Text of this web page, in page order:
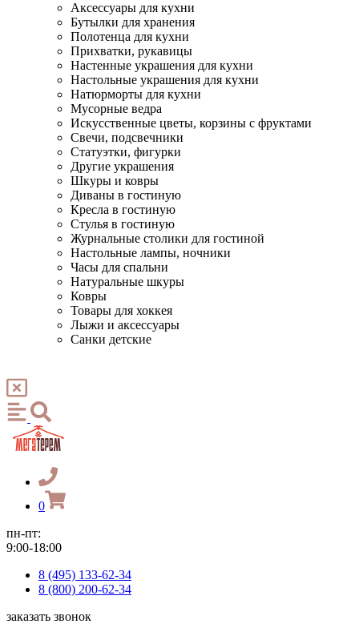
Аксессуары для кухни
Бутылки для хранения
Полотенца для кухни
Прихватки, рукавицы
Настенные украшения для кухни
Настольные украшения для кухни
Натюрморты для кухни
Мусорные ведра
Искусственные цветы, корзины с фруктами
Свечи, подсвечники
Статуэтки, фигурки
Другие украшения
Шкуры и ковры
Диваны в гостиную
Кресла в гостиную
Стулья в гостиную
Журнальные столики для гостиной
Настольные лампы, ночники
Часы для спальни
Натуральные шкуры
Ковры
Товары для хоккея
Лыжи и аксессуары
Санки детские
0
пн-пт:
9:00-18:00
8 (495) 133-62-34
8 (800) 200-62-34
заказать звонок